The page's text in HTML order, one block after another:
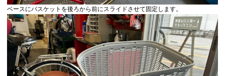
ベースにバスケットを後ろから前にスライドさせて固定します。